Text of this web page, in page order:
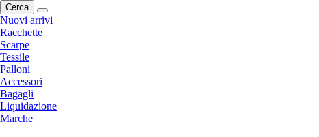
Cerca
Nuovi arrivi
Racchette
Scarpe
Tessile
Palloni
Accessori
Bagagli
Liquidazione
Marche